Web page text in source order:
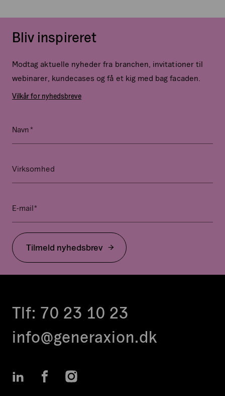
Bliv inspireret
Modtag aktuelle nyheder fra branchen, invitationer til
webinarer, kundecases og få et kig med bag facaden.
Vilkår for nyhedsbreve
Navn
Virksomhed
E-mail
Phone
bør
ikke
ændres.
Tilmeld nyhedsbrev
Tlf: 70 23 10 23
info@generaxion.dk
LinkedInFacebookInstagram